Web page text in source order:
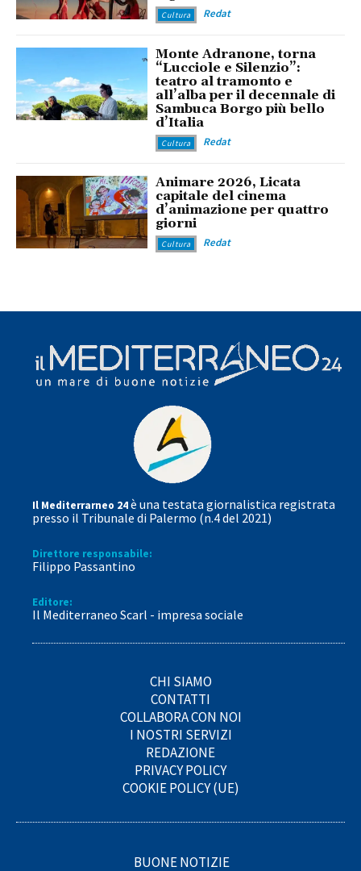
Cultura Redat
Monte Adranone, torna
“Lucciole e Silenzio”:
teatro al tramonto e
all’alba per il decennale di
Sambuca Borgo più bello
d’Italia
Cultura Redat
Animare 2026, Licata
capitale del cinema
d’animazione per quattro
giorni
Cultura Redat
Il Mediterrarneo 24è una testata giornalistica registrata
presso il Tribunale di Palermo (n.4 del 2021)
Direttore responsabile:
Filippo Passantino
Editore:
Il Mediterraneo Scarl - impresa sociale
CHI SIAMO
CONTATTI
COLLABORA CON NOI
I NOSTRI SERVIZI
REDAZIONE
PRIVACY POLICY
COOKIE POLICY (UE)
BUONE NOTIZIE